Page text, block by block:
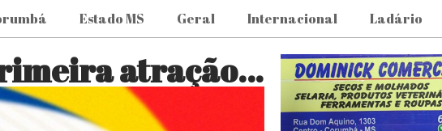
Estado MS Geral Internacional Ladário
atração…